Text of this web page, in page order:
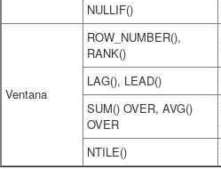
NULLIF()
Ventana
ROW_NUMBER(),
RANK()
LAG(), LEAD()
SUM() OVER, AVG()
OVER
NTILE()